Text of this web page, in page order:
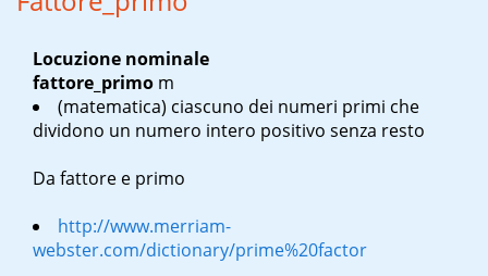
Locuzione nominale
fattore_primo m
(matematica) ciascuno dei numeri primi che
dividono un numero intero positivo senza resto
Da fattore e primo
http://www.merriam-
webster.com/dictionary/prime%20factor